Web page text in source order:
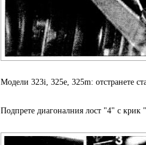
Модели 323i, 325e, 325m: отстранете
Подпрете диагоналния лост "4" с крик